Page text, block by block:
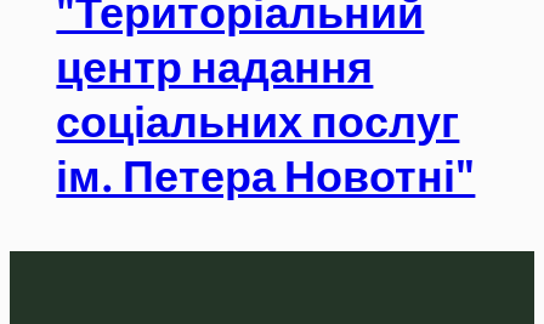
"Територіальний
центр надання
соціальних послуг
ім. Петера Новотні"